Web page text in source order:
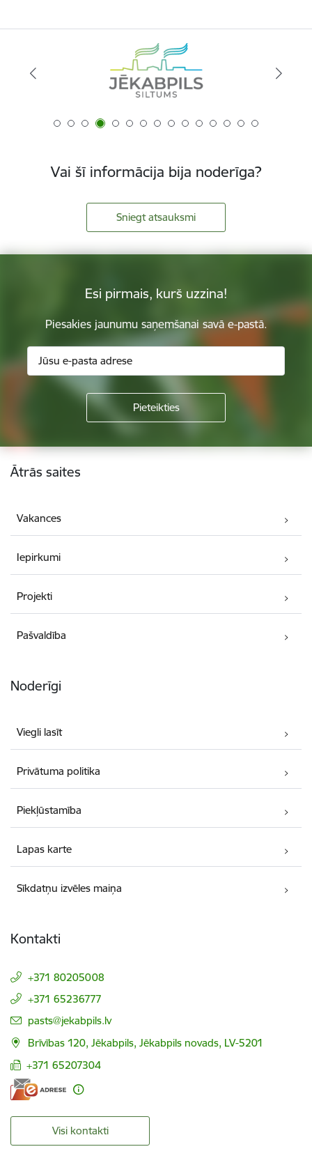
Vai šī informācija bija noderīga?
Sniegt atsauksmi
Esi pirmais, kurš uzzina!
Piesakies jaunumu saņemšanai savā e-pastā.
Kājene
Ātrās saites
Vakances
Iepirkumi
Projekti
Pašvaldība
Noderīgi
Viegli lasīt
Privātuma politika
Piekļūstamība
Lapas karte
Sīkdatņu izvēles maiņa
Kontakti
+371 80205008
+371 65236777
E-pasts:
pasts@jekabpils.lv
Brīvības 120, Jēkabpils, Jēkabpils novads, LV-5201
+371 65207304
Visi kontakti